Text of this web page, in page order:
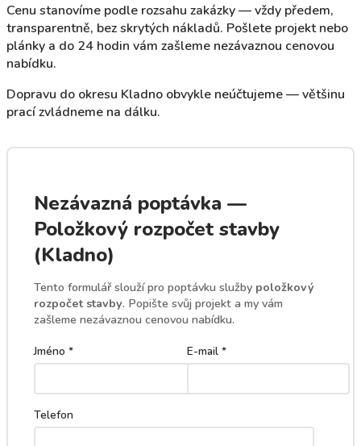
Cenu stanovíme podle rozsahu zakázky — vždy předem,
transparentně, bez skrytých nákladů. Pošlete projekt nebo
plánky a do 24 hodin vám zašleme nezávaznou cenovou
nabídku.
Dopravu do okresu Kladno obvykle neúčtujeme — většinu
prací zvládneme na dálku.
Nezávazná poptávka —
Položkový rozpočet stavby
(Kladno)
Tento formulář slouží pro poptávku služby položkový
rozpočet stavby. Popište svůj projekt a my vám
zašleme nezávaznou cenovou nabídku.
Jméno * E-mail *
Telefon